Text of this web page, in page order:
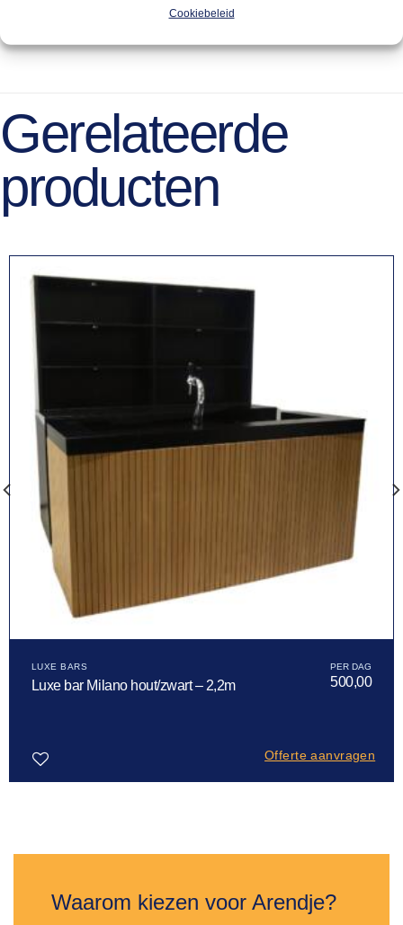
Cookiebeleid
Gerelateerde
producten
LUXE BARS
Luxe bar Milano hout/zwart – 2,2m 500,00
Offerte aanvragen
Waarom kiezen voor Arendje?